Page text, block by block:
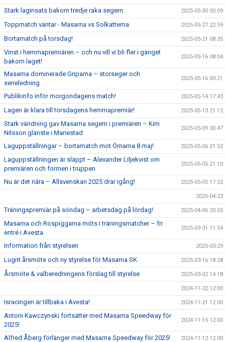
Stark laginsats bakom tredje raka segern 2025-05-30 00:09
Toppmatch väntar - Masarna vs Solkatterna 2025-05-27 22:59
Bortamatch på torsdag! 2025-05-21 08:35
Vinst i hemmapremiären – och nu vill vi bli fler i gänget
bakom laget!
2025-05-16 08:04
Masarna dominerade Griparna – storseger och
serieledning
2025-05-16 00:21
Publikinfo inför morgondagens match! 2025-05-14 17:43
Lagen är klara till torsdagens hemmapremiär! 2025-05-13 21:12
Stark vändning gav Masarna segern i premiären – Kim
Nilsson glänste i Mariestad
2025-05-09 00:47
Laguppställningar – bortamatch mot Örnarna 8 maj! 2025-05-06 21:52
Laguppställningen är släppt – Alexander Liljekvist om
premiären och formen i truppen
2025-05-05 21:10
Nu är det nära – Allsvenskan 2025 drar igång! 2025-05-05 17:52
2025-04-23
Träningspremiär på söndag – arbetsdag på lördag! 2025-04-06 20:55
Masarna och Rospiggarna möts i träningsmatcher – fri
entré i Avesta
2025-03-31 11:54
Information från styrelsen 2025-03-29
Lugnt årsmöte och ny styrelse för Masarna SK 2025-03-16 18:28
Årsmöte & valberedningens förslag till styrelse 2025-03-02 14:18
2024-11-22 12:00
Isracingen är tillbaka i Avesta! 2024-11-21 12:00
Antoni Kawczynski fortsätter med Masarna Speedway för
2025!
2024-11-15 12:00
Alfred Åberg förlänger med Masarna Speedway för 2025! 2024-11-12 12:00